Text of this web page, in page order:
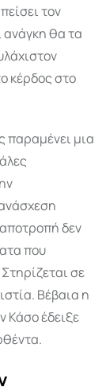
τον
ανάγκη θα τα
κέρδος στο
παραμένει μια
δεν
που
Στηρίζεται σε
Βέβαια η
Κάσο έδειξε